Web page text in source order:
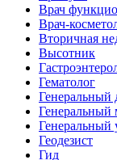
Врач
Врач-
Вторичная
Высотник
Гематолог
Генеральный
Генеральный
Геодезист
Гид